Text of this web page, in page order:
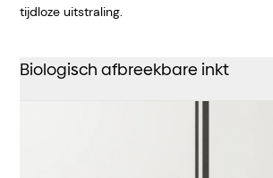
tijdloze uitstraling.
Biologisch afbreekbare inkt